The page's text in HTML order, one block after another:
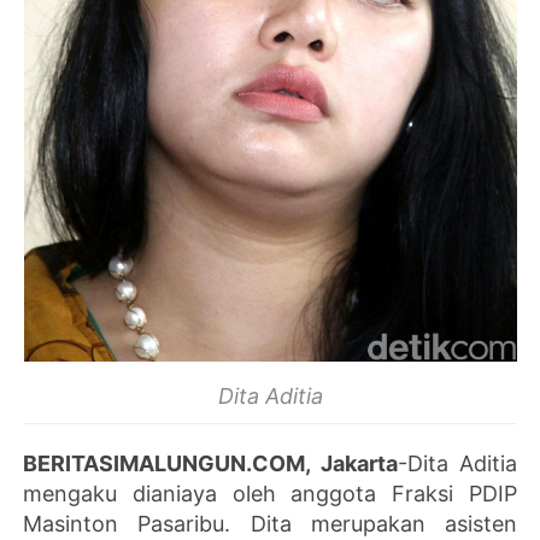
Dita Aditia
BERITASIMALUNGUN.COM, Jakarta-Dita Aditia
mengaku dianiaya oleh anggota Fraksi PDIP
Masinton Pasaribu. Dita merupakan asisten